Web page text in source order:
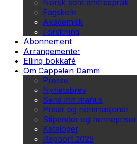
Norsk som andrespråk
Fagskole
Akademisk
Forskning
Abonnement
Arrangementer
Elling bokkafé
Om Cappelen Damm
Presse
Nyhetsbrev
Send inn manus
Priser og nominasjoner
Stipender og minnepriser
Kataloger
Rapport 2025